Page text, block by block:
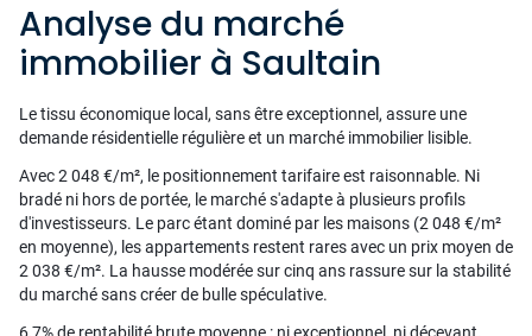
Analyse du marché
immobilier à Saultain
Le tissu économique local, sans être exceptionnel, assure une
demande résidentielle régulière et un marché immobilier lisible.
Avec 2 048 €/m², le positionnement tarifaire est raisonnable. Ni
bradé ni hors de portée, le marché s'adapte à plusieurs profils
d'investisseurs. Le parc étant dominé par les maisons (2 048 €/m²
en moyenne), les appartements restent rares avec un prix moyen de
2 038 €/m². La hausse modérée sur cinq ans rassure sur la stabilité
du marché sans créer de bulle spéculative.